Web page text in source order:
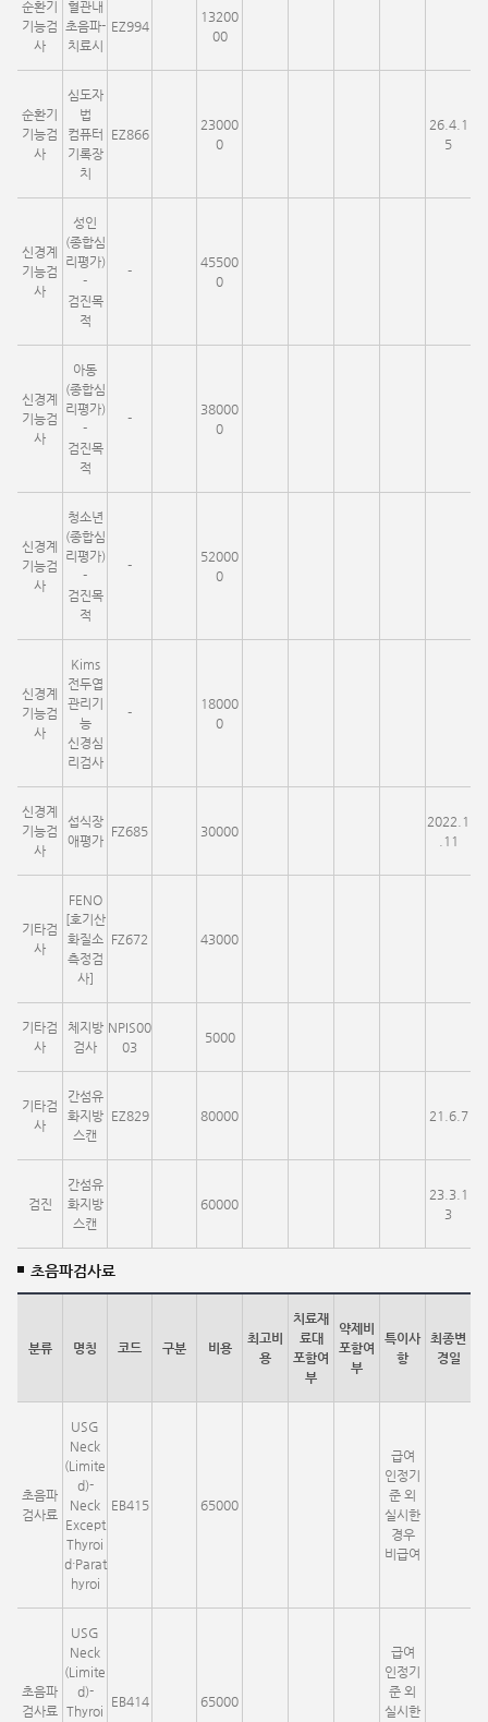
순환기
기능검
사
혈관내
초음파-
치료시
EZ994
13200
00
순환기
기능검
사
심도자
법
컴퓨터
기록장
치
EZ866
23000
0
26.4.1
5
신경계
기능검
사
성인
(종합심
리평가)
-
검진목
적
-
45500
0
신경계
기능검
사
아동
(종합심
리평가)
-
검진목
적
-
38000
0
신경계
기능검
사
청소년
(종합심
리평가)
-
검진목
적
-
52000
0
신경계
기능검
사
Kims
전두엽
관리기
능
신경심
리검사
-
18000
0
신경계
기능검
사
섭식장
애평가
FZ685 30000
2022.1
.11
기타검
사
FENO
[호기산
화질소
측정검
사]
FZ672 43000
기타검
사
체지방
검사
NPIS00
03
5000
기타검
사
간섬유
화지방
스캔
EZ829 80000 21.6.7
검진
간섬유
화지방
스캔
60000
23.3.1
3
초음파검사료
분류 명칭 코드 구분 비용
최고비
용
치료재
료대
포함여
부
약제비
포함여
부
특이사
항
최종변
경일
초음파
검사료
USG
Neck
(Limite
d)-
Neck
Except
Thyroi
d·Parat
hyroi
EB415 65000
급여
인정기
준 외
실시한
경우
비급여
초음파
검사료
USG
Neck
(Limite
d)-
Thyroi
EB414 65000
급여
인정기
준 외
실시한